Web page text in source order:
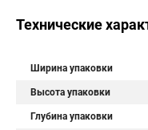
Технические
Ширина упаковки
Высота упаковки
Глубина упаковки